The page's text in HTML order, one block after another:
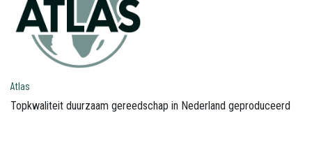
Atlas
Topkwaliteit duurzaam gereedschap in Nederland geproduceerd